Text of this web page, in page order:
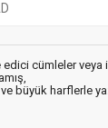
cümleler veya
büyük harflerle